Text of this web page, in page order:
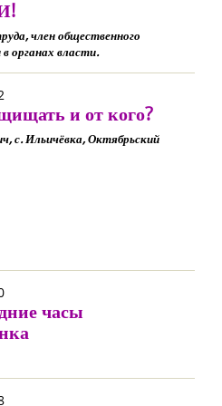
член общественного
органах власти.
и от кого?
с. Ильичёвка, Октябрьский
часы